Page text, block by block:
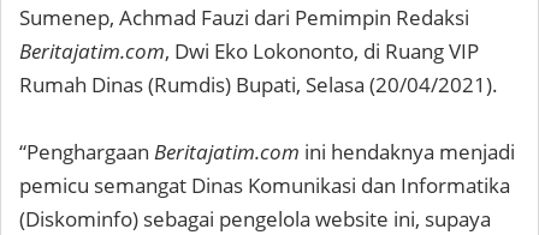
Sumenep, Achmad Fauzi dari Pemimpin Redaksi
Beritajatim.com, Dwi Eko Lokononto, di Ruang VIP
Rumah Dinas (Rumdis) Bupati, Selasa (20/04/2021).
“Penghargaan Beritajatim.com ini hendaknya menjadi
pemicu semangat Dinas Komunikasi dan Informatika
(Diskominfo) sebagai pengelola website ini, supaya